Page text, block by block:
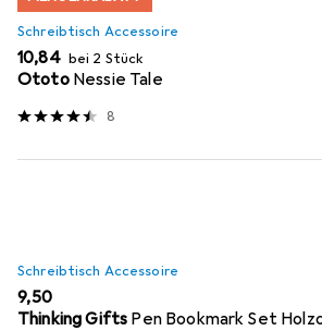
Schreibtisch Accessoire
EUR
10,84 bei 2 Stück
Ototo Nessie Tale
8
Schreibtisch Accessoire
EUR
9,50
Thinking Gifts Pen Bookmark Set